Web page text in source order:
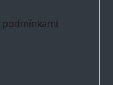
podmínkami